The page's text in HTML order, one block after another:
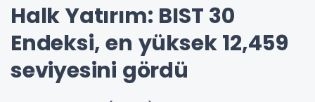
Halk Yatırım: BIST 30
Endeksi, en yüksek 12,459
seviyesini gördü